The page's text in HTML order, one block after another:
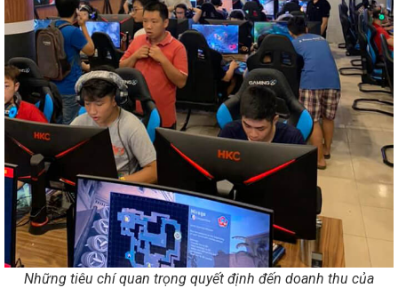
Những tiêu chí quan trọng quyết định đến doanh thu của